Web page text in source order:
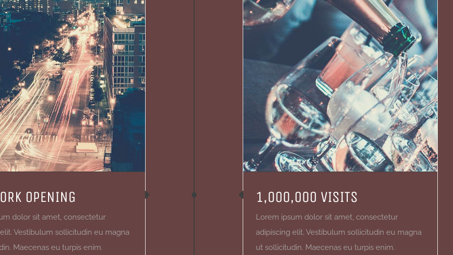
OPENING
dolor sit amet, consectetur
Vestibulum sollicitudin eu magna
Maecenas eu turpis enim.
1,000,000 VISITS
Lorem ipsum dolor sit amet, consectetur
adipiscing elit. Vestibulum sollicitudin eu magna
ut sollicitudin. Maecenas eu turpis enim.